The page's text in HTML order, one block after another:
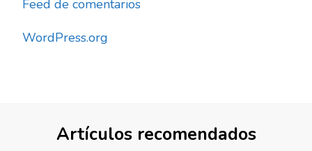
Feed de comentarios
WordPress.org
Artículos recomendados